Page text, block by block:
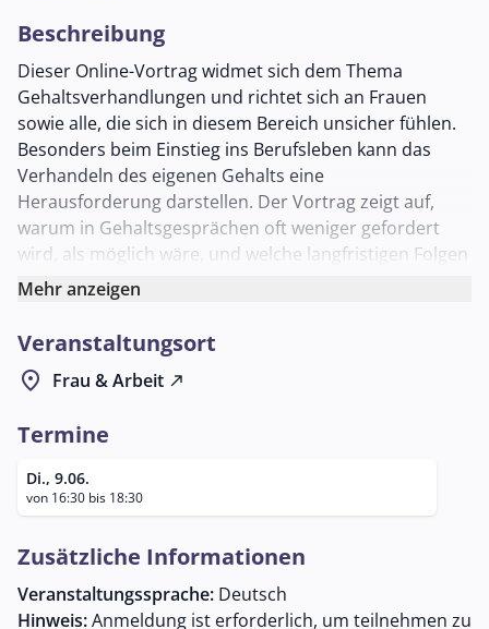
Beschreibung
Dieser Online-Vortrag widmet sich dem Thema
Gehaltsverhandlungen und richtet sich an Frauen
sowie alle, die sich in diesem Bereich unsicher fühlen.
Besonders beim Einstieg ins Berufsleben kann das
Verhandeln des eigenen Gehalts eine
Herausforderung darstellen. Der Vortrag zeigt auf,
warum in Gehaltsgesprächen oft weniger gefordert
wird, als möglich wäre, und welche langfristigen Folgen
dies für die Erwerbsbiografie haben kann.
Teilnehmende erhalten praktische Tipps zur
Vorbereitung auf Gehaltsverhandlungen, lernen, wie
sie das „richtige“ Gehalt realistisch einschätzen und
mehr Selbstvertrauen in die eigenen Leistungen
als erlernbare Fähigkeit vermittelt.
Der Vortrag wird von Martina Ernst geleitet und findet
in Kooperation mit Kokon Beratung statt.
Mehr anzeigen
Veranstaltungsort
location_on Frau & Arbeit north_east
Termine
Di., 9.06.
von 16:30 bis 18:30
Zusätzliche Informationen
Veranstaltungssprache: Deutsch
Hinweis:Anmeldung ist erforderlich, um teilnehmen zu